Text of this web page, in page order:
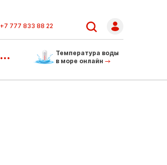
+7 777 833 88 22
...
Температура воды
в море онлайн